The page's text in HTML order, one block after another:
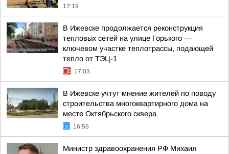
17:19
В Ижевске продолжается реконструкция
тепловых сетей на улице Горького —
ключевом участке теплотрассы, подающей
тепло от ТЭЦ-1
17:03
В Ижевске учтут мнение жителей по поводу
строительства многоквартирного дома на
месте Октябрьского сквера
16:55
Министр здравоохранения РФ Михаил